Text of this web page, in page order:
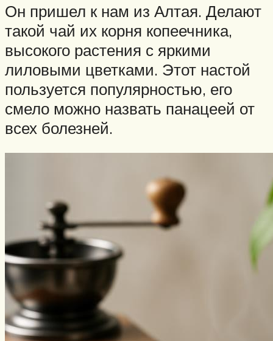
Он пришел к нам из Алтая. Делают
такой чай их корня копеечника,
высокого растения с яркими
лиловыми цветками. Этот настой
пользуется популярностью, его
смело можно назвать панацеей от
всех болезней.